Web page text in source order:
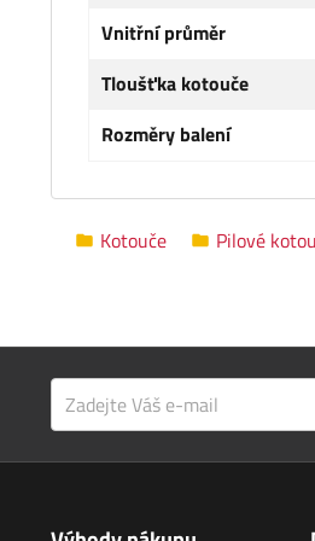
Vnitřní průměr
Tloušťka kotouče
Rozměry balení
Kotouče Pilové